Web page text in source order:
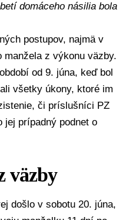
domáceho násilia bola
postupov, najmä v
manžela z výkonu väzby.
od 9. júna, keď bol
všetky úkony, ktoré im
či príslušníci PZ
jej prípadný podnet o
väzby
došlo v sobotu 20. júna,